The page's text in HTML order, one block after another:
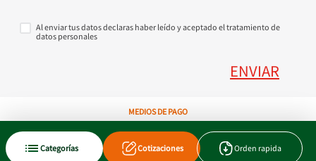
Categorías Cotizaciones Orden rapida
Al enviar tus datos declaras haber leído y aceptado el tratamiento de
datos personales
ENVIAR
MEDIOS DE PAGO
Copyright © 2023 JEN SA. Derechos Reservados. Util.com.co.